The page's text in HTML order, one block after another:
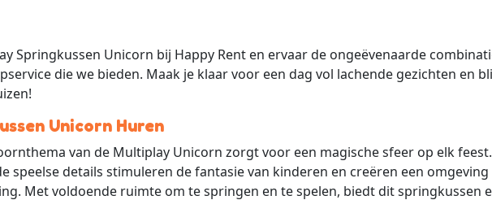
Springkussen Unicorn bij Happy Rent en ervaar de ongeëvenaarde
die we bieden. Maak je klaar voor een dag vol lachende gezichten en
Unicorn Huren
van de Multiplay Unicorn zorgt voor een magische sfeer op elk
speelse details stimuleren de fantasie van kinderen en creëren een omgeving
Met voldoende ruimte om te springen en te spelen, biedt dit springkussen